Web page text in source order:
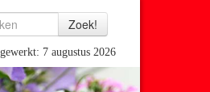
7 augustus 2026